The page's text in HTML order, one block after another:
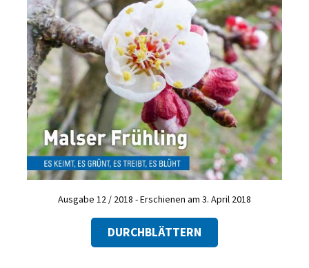
Ausgabe 12 / 2018 - Erschienen am 3. April 2018
DURCHBLÄTTERN